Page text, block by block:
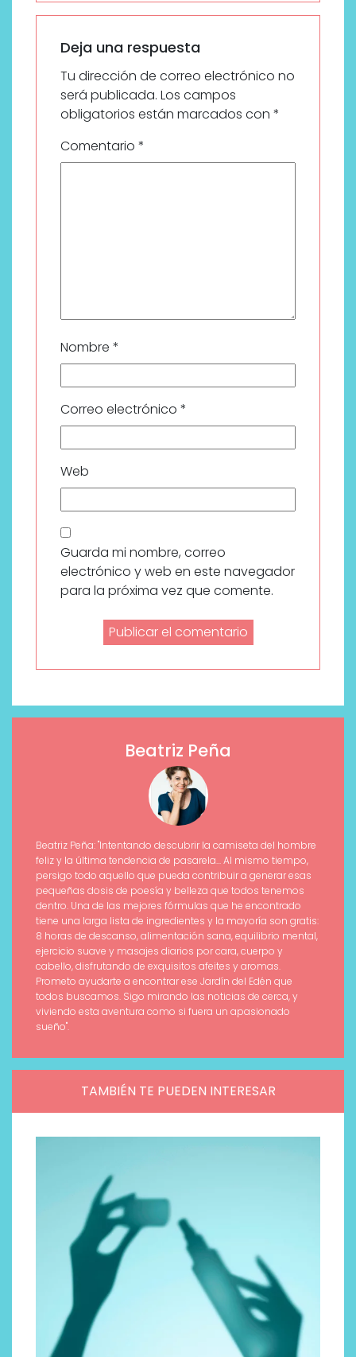
Deja una respuesta
Tu dirección de correo electrónico no
será publicada. Los campos
obligatorios están marcados con *
Comentario *
Nombre *
Correo electrónico *
Web
Guarda mi nombre, correo
electrónico y web en este navegador
para la próxima vez que comente.
Beatriz Peña
Beatriz Peña: "Intentando descubrir la camiseta del hombre
feliz y la última tendencia de pasarela... Al mismo tiempo,
persigo todo aquello que pueda contribuir a generar esas
pequeñas dosis de poesía y belleza que todos tenemos
dentro. Una de las mejores fórmulas que he encontrado
tiene una larga lista de ingredientes y la mayoría son gratis:
8 horas de descanso, alimentación sana, equilibrio mental,
ejercicio suave y masajes diarios por cara, cuerpo y
cabello, disfrutando de exquisitos afeites y aromas.
Prometo ayudarte a encontrar ese Jardín del Edén que
todos buscamos. Sigo mirando las noticias de cerca, y
viviendo esta aventura como si fuera un apasionado
sueño".
TAMBIÉN TE PUEDEN INTERESAR